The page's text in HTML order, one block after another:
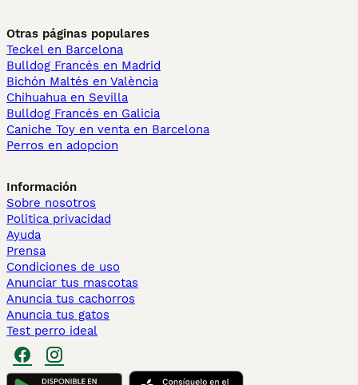
Otras páginas populares
Teckel en Barcelona
Bulldog Francés en Madrid
Bichón Maltés en València
Chihuahua en Sevilla
Bulldog Francés en Galicia
Caniche Toy en venta en Barcelona
Perros en adopcion
Información
Sobre nosotros
Politica privacidad
Ayuda
Prensa
Condiciones de uso
Anunciar tus mascotas
Anuncia tus cachorros
Anuncia tus gatos
Test perro ideal